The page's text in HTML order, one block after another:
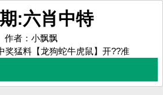
:六肖中特
作者：小飘飘
奖猛料【龙狗蛇牛虎鼠】 开??准